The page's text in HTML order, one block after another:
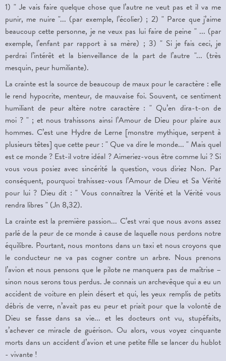
1) " Je vais faire quelque chose que l’autre ne veut pas et il va me
punir, me nuire "... (par exemple, l’écolier) ; 2) " Parce que j’aime
beaucoup cette personne, je ne veux pas lui faire de peine " ... (par
exemple, l’enfant par rapport à sa mère) ; 3) " Si je fais ceci, je
perdrai l’intérêt et la bienveillance de la part de l’autre "... (très
mesquin, peur humiliante).
La crainte est la source de beaucoup de maux pour le caractère : elle
le rend hypocrite, menteur, de mauvaise foi. Souvent, ce sentiment
humiliant de peur altère notre caractère : " Qu’en dira-t-on de
moi ? " ; et nous trahissons ainsi l’Amour de Dieu pour plaire aux
hommes. C’est une Hydre de Lerne [monstre mythique, serpent à
plusieurs têtes] que cette peur : " Que va dire le monde... " Mais quel
est ce monde ? Est-il votre idéal ? Aimeriez-vous être comme lui ? Si
vous vous posiez avec sincérité la question, vous diriez Non. Par
conséquent, pourquoi trahissez-vous l’Amour de Dieu et Sa Vérité
pour lui ? Dieu dit : " Vous connaîtrez la Vérité et la Vérité vous
rendra libres " (Jn 8,32).
La crainte est la première passion... C’est vrai que nous avons assez
parlé de la peur de ce monde à cause de laquelle nous perdons notre
équilibre. Pourtant, nous montons dans un taxi et nous croyons que
le conducteur ne va pas cogner contre un arbre. Nous prenons
l’avion et nous pensons que le pilote ne manquera pas de maîtrise –
sinon nous serons tous perdus. Je connais un archevêque qui a eu un
accident de voiture en plein désert et qui, les yeux remplis de petits
débris de verre, n’avait pas eu peur et priait pour que la volonté de
Dieu se fasse dans sa vie... et les docteurs ont vu, stupéfaits,
s’achever ce miracle de guérison. Ou alors, vous voyez cinquante
morts dans un accident d’avion et une petite fille se lancer du hublot
- vivante !